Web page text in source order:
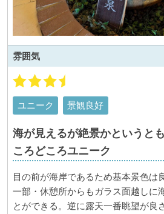
雰囲気
ユニーク 景観良好
海が見えるが絶景かというと
ころどころユニーク
目の前が海岸であるため基本景色は
一部・休憩所からもガラス面越しに
とができる。逆に露天一番眺望が良